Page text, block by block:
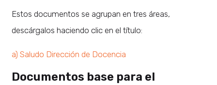
Estos documentos se agrupan en tres áreas,
descárgalos haciendo clic en el título:
a) Saludo Dirección de Docencia
Documentos base para el